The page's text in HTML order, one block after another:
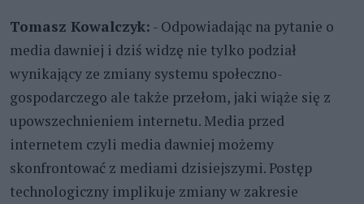
Tomasz Kowalczyk: - Odpowiadając na pytanie o
media dawniej i dziś widzę nie tylko podział
wynikający ze zmiany systemu społeczno-
gospodarczego ale także przełom, jaki wiąże się z
upowszechnieniem internetu. Media przed
internetem czyli media dawniej możemy
skonfrontować z mediami dzisiejszymi. Postęp
technologiczny implikuje zmiany w zakresie